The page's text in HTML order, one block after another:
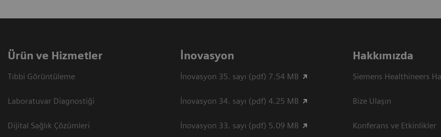
Ürün ve Hizmetler
Tıbbi Görüntüleme
Laboratuvar Diagnostiği
Dijital Sağlık Çözümleri
İnovasyon
İnovasyon 35. sayı (pdf) 7.54 MB
İnovasyon 34. sayı (pdf) 4.25 MB
İnovasyon 33. sayı (pdf) 5.09 MB
Hakkımızda
Siemens Healthineers
Bize Ulaşın
Konferans ve Etkinlikler